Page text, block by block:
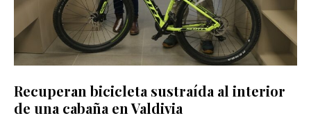
Recuperan bicicleta sustraída al interior
de una cabaña en Valdivia